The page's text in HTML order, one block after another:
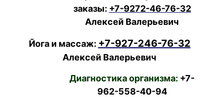
заказы: +7-9272-46-76-32
Алексей Валерьевич
Йога и массаж: +7-927-246-76-32
Алексей Валерьевич
Диагностика организма: +7-
962-558-40-94